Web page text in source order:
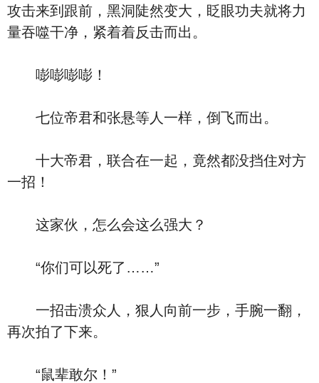
攻击来到跟前，黑洞陡然变大，眨眼功夫就将力
量吞噬干净，紧着着反击而出。
嘭嘭嘭嘭！
七位帝君和张悬等人一样，倒飞而出。
十大帝君，联合在一起，竟然都没挡住对方
一招！
这家伙，怎么会这么强大？
“你们可以死了……”
一招击溃众人，狠人向前一步，手腕一翻，
再次拍了下来。
“鼠辈敢尔！”